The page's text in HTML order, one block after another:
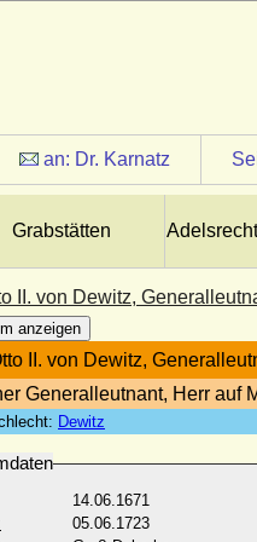
an: Dr. Karnatz
Grabstätten
II. von Dewitz,
anzeigen
II. von Dewitz,
Generalleutnant, Herr auf
Dewitz
14.06.1671
05.06.1723